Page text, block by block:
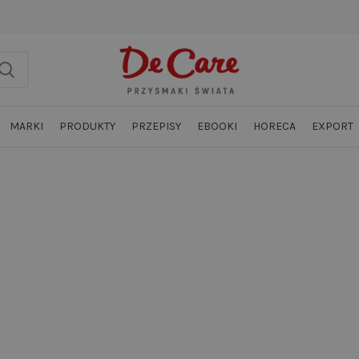
MARKI PRODUKTY PRZEPISY EBOOKI HORECA EXPORT